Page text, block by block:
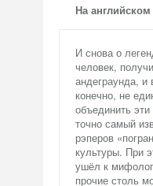
На английском
И снова о
человек,
андеграунда,
конечно, не
объединить
точно самый
рэперов
культуры. При
ушёл к
прочие столь